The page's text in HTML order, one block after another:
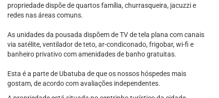
propriedade dispõe de quartos família, churrasqueira, jacuzzi e
redes nas áreas comuns.
As unidades da pousada dispõem de TV de tela plana com canais
via satélite, ventilador de teto, ar-condiconado, frigobar, wi-fi e
banheiro privativo com amenidades de banho gratuitas.
Esta é a parte de Ubatuba de que os nossos hóspedes mais
gostam, de acordo com avaliações independentes.